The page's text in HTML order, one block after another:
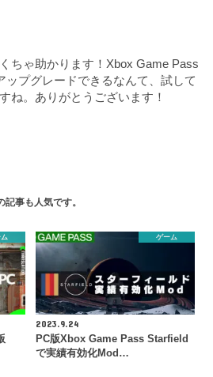
ちゃ助かります！Xbox Game Pass
ップグレードできるなんて、試して
ね。ありがとうございます！
記事も人気です。
ゲーム
2023.9.24
PC版Xbox Game Pass Starfield
で実績有効化Mod…